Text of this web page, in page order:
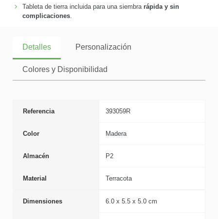
Tableta de tierra incluida para una siembra rápida y sin
complicaciones.
Detalles Personalización
Colores y Disponibilidad
Referencia 393059R
Color Madera
Almacén P2
Material Terracota
Dimensiones 6.0 x 5.5 x 5.0 cm